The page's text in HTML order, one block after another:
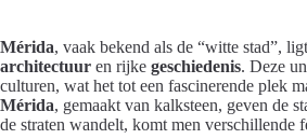
Mérida, vaak bekend als de “witte stad”,
architectuur en rijke geschiedenis. Deze
culturen, wat het tot een fascinerende plek
Mérida, gemaakt van kalksteen, geven de
de straten wandelt, komt men verschillende